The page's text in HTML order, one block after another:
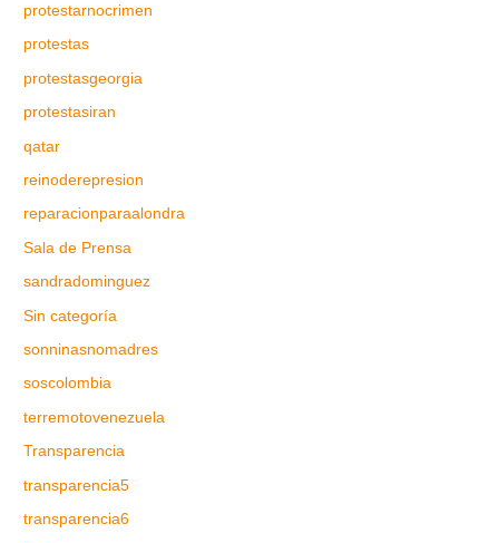
protestarnocrimen
protestas
protestasgeorgia
protestasiran
qatar
reinoderepresion
reparacionparaalondra
Sala de Prensa
sandradominguez
Sin categoría
sonninasnomadres
soscolombia
terremotovenezuela
Transparencia
transparencia5
transparencia6